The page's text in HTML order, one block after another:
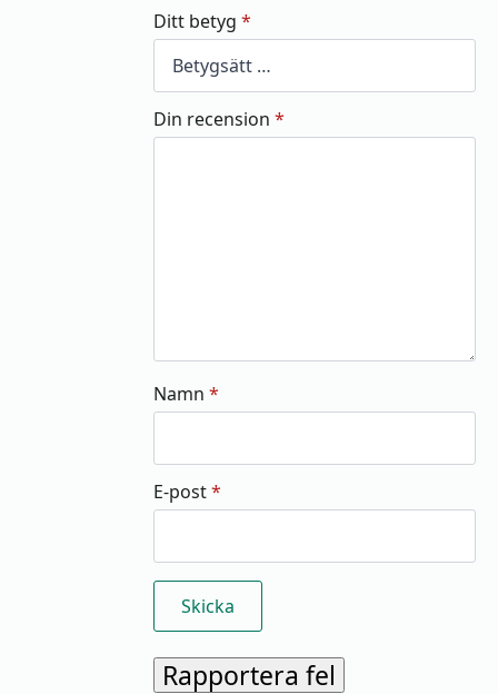
Ditt betyg *
Din recension *
Namn *
E-post*
Rapportera fel